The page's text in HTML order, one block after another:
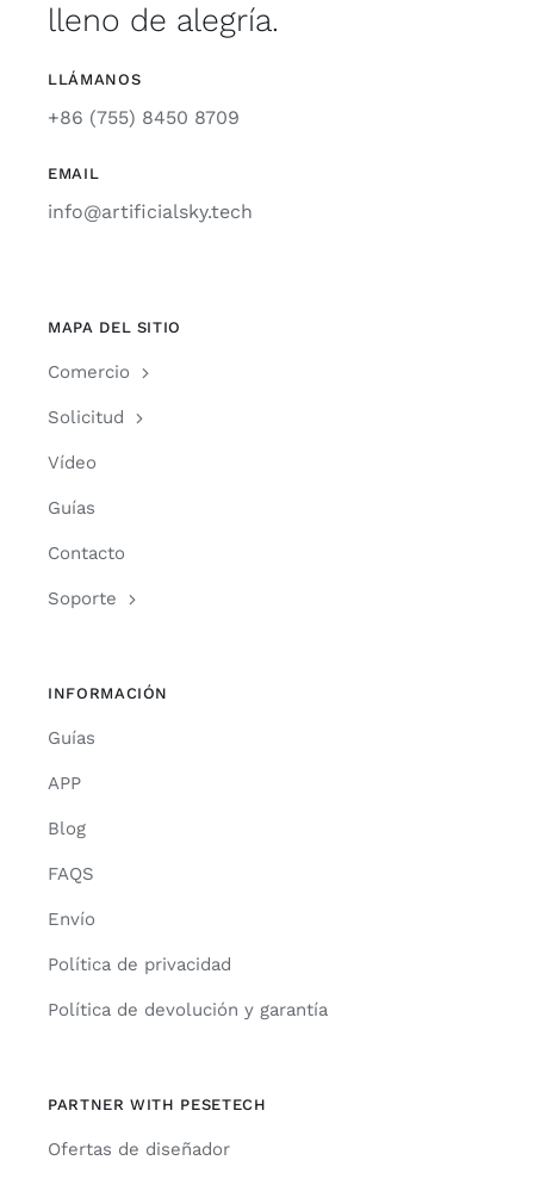
lleno de alegría.
LLÁMANOS
+86 (755) 8450 8709
EMAIL
info@artificialsky.tech
MAPA DEL SITIO
Comercio
Solicitud
Vídeo
Guías
Contacto
Soporte
INFORMACIÓN
Guías
APP
Blog
FAQS
Envío
Política de privacidad
Política de devolución y garantía
PARTNER WITH PESETECH
Ofertas de diseñador